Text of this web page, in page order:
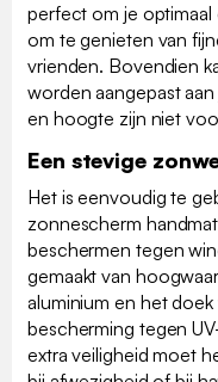
perfect om je
om te genieten van
vrienden. Bovendien
worden aangepast
en hoogte zijn niet
Een stevige
Het is eenvoudig te
zonnescherm
beschermen tegen
gemaakt van
aluminium en het
bescherming tegen
extra veiligheid moet